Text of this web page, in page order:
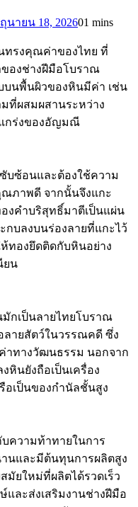
นายน 18, 202601 mins
ทรงคุณค่าของไทย ที่
องช่างฝีมือโบราณ
บนพื้นผิวของหินมีค่า เช่น
ที่ผสมผสานระหว่าง
กร่งของอัญมณี
บซ้อนและต้องใช้ความ
ภาพดี จากนั้นจึงแกะ
งคำบริสุทธิ์มาตีเป็นแผ่น
กบลงบนร่องลายที่แกะไว้
ทองยึดติดกับหินอย่าง
ยน
กเป็นลายไทยโบราณ
ายสัตว์ในวรรณคดี ซึ่ง
ทางวัฒนธรรม นอกจาก
หินยังถือเป็นเครื่อง
เป็นของกำนัลชั้นสูง
ความท้าทายในการ
านและมีต้นทุนการผลิตสูง
มัยใหม่ที่ผลิตได้รวดเร็ว
และส่งเสริมงานช่างฝีมือ